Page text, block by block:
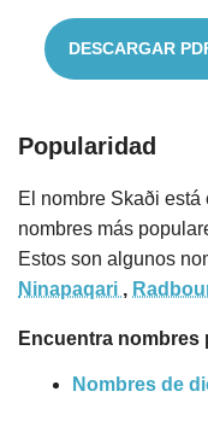
DESCARGAR
Popularidad
El nombre Skaði está
nombres más
Estos son algunos
Ninapaqari ,
Encuentra nombres
Nombres de